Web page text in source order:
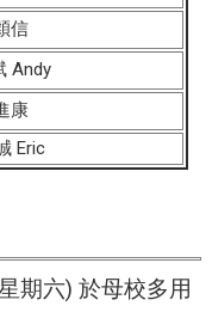
信
Andy
康
Eric
期六) 於母校多用